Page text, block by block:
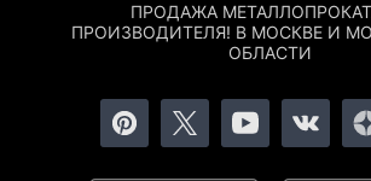
ПРОДАЖА
ПРОИЗВОДИТЕЛЯ! В МОСКВЕ И
ОБЛАСТИ